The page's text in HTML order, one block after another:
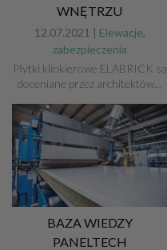
WNĘTRZU
12.07.2021 | Elewacje,
zabezpieczenia
Płytki klinkierowe ELABRICK są
doceniane przez architektów...
BAZA WIEDZY
PANELTECH